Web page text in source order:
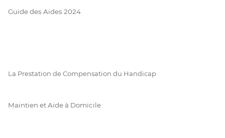
Guide des Aides 2024
La Prestation de Compensation du Handicap
Maintien et Aide à Domicile